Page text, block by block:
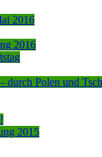
2016
2016
durch Polen und
2015